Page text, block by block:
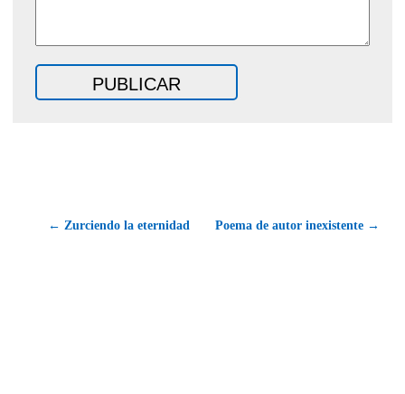
← Zurciendo la eternidad Poema de autor inexistente →